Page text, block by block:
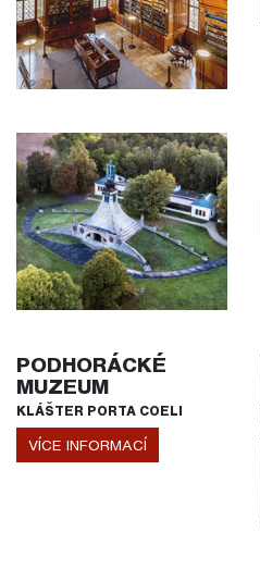
PODHORÁCKÉ
MUZEUM
KLÁŠTER PORTA COELI
VÍCE INFORMACÍ